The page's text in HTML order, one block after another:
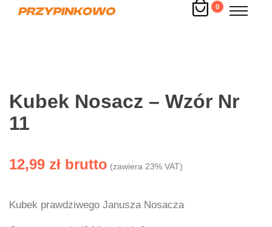
0
Kubek Nosacz – Wzór Nr
11
12,99 zł (zawiera 23% VAT)
Kubek prawdziwego Janusza Nosacza